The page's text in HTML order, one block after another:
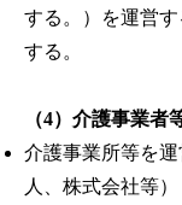
する。）を運営
する。
（4）介護事業者
介護事業所等を
人、株式会社等）